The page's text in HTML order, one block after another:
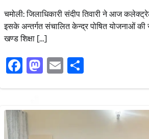
चमोली: जिलाधिकारी संदीप तिवारी ने आज
इसके अन्तर्गत संचालित केन्द्र पोषित योजनाओं की
खण्ड शिक्षा […]
Facebook
Mastodon
Email